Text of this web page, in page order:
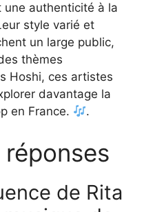
authenticité à la
style varié et
un large public,
thèmes
Hoshi, ces artistes
davantage la
en France.
.
de Rita